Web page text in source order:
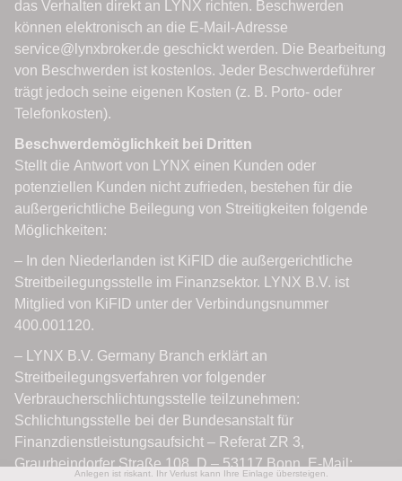
Anlegen ist riskant. Ihr Verlust kann Ihre Einlage übersteigen.